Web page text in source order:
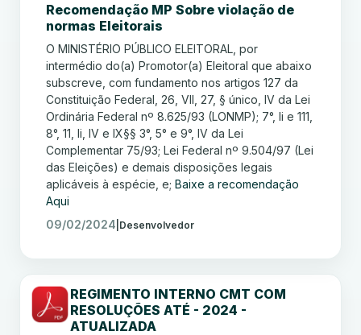
Recomendação MP Sobre violação de
normas Eleitorais
O MINISTÉRIO PÚBLICO ELEITORAL, por
intermédio do(a) Promotor(a) Eleitoral que abaixo
subscreve, com fundamento nos artigos 127 da
Constituição Federal, 26, VII, 27, § único, IV da Lei
Ordinária Federal nº 8.625/93 (LONMP); 7°, li e 111,
8°, 11, li, IV e IX§§ 3°, 5° e 9°, IV da Lei
Complementar 75/93; Lei Federal nº 9.504/97 (Lei
das Eleições) e demais disposições legais
aplicáveis à espécie, e; Baixe a recomendação
Aqui
09/02/2024 Desenvolvedor
REGIMENTO INTERNO CMT COM
RESOLUÇÕES ATÉ - 2024 -
ATUALIZADA